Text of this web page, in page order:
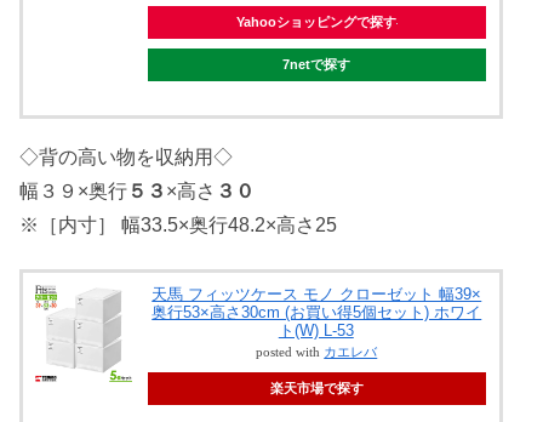
Yahooショッピングで探す
7netで探す
◇背の高い物を収納用◇
幅３９×奥行 ５３ ×高さ ３０
※［内寸］ 幅33.5×奥行48.2×高さ25
天馬 フィッツケース モノ クローゼット 幅39×
奥行53×高さ30cm (お買い得5個セット) ホワイ
ト(W) L-53
posted with カエレバ
楽天市場で探す